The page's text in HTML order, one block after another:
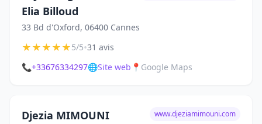
Elia Billoud
33 Bd d'Oxford, 06400 Cannes
★★★★★5/5•31 avis
📞+33676334297🌐Site web 📍 Google Maps
Djezia MIMOUNI
www.djeziamimouni.com